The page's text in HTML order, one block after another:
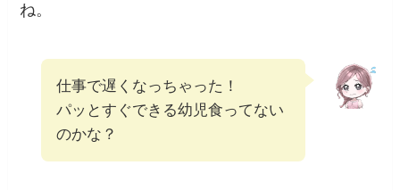
ね。
仕事で遅くなっちゃった！
パッとすぐできる幼児食ってない
のかな？